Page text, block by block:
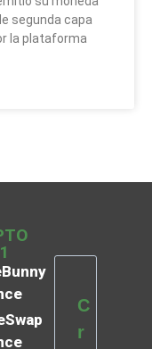
segunda capa
la plataforma
C
r